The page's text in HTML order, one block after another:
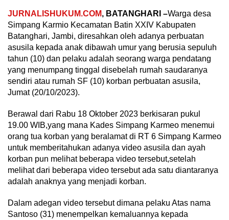
JURNALISHUKUM.COM, BATANGHARI –Warga desa
Simpang Karmio Kecamatan Batin XXIV Kabupaten
Batanghari, Jambi, diresahkan oleh adanya perbuatan
asusila kepada anak dibawah umur yang berusia sepuluh
tahun (10) dan pelaku adalah seorang warga pendatang
yang menumpang tinggal disebelah rumah saudaranya
sendiri atau rumah SF (10) korban perbuatan asusila,
Jumat (20/10/2023).
Berawal dari Rabu 18 Oktober 2023 berkisaran pukul
19.00 WIB,yang mana Kades Simpang Karmeo menemui
orang tua korban yang beralamat di RT 6 Simpang Karmeo
untuk memberitahukan adanya video asusila dan ayah
korban pun melihat beberapa video tersebut,setelah
melihat dari beberapa video tersebut ada satu diantaranya
adalah anaknya yang menjadi korban.
Dalam adegan video tersebut dimana pelaku Atas nama
Santoso (31) menempelkan kemaluannya kepada